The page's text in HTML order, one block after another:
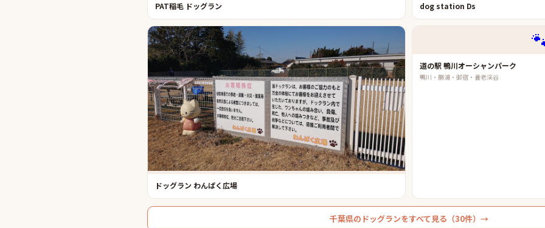
PAT稲毛 ドッグラン dog station Ds
ドッグラン わんぱく広場
道の駅 鴨川オーシャンパーク
鴨川・勝浦・御宿・養老渓谷
千葉県の ドッグランをすべて見る（30件）→